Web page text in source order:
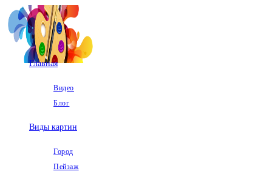
Перейти
к
содержимому
Главная
Видео
Блог
Виды картин
Город
Пейзаж